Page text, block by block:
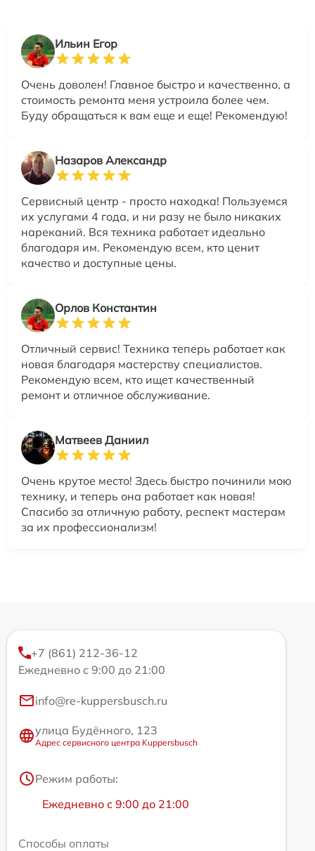
Ильин Егор
Очень доволен! Главное быстро и качественно, а
стоимость ремонта меня устроила более чем.
Буду обращаться к вам еще и еще! Рекомендую!
Назаров Александр
Сервисный центр - просто находка! Пользуемся
их услугами 4 года, и ни разу не было никаких
нареканий. Вся техника работает идеально
благодаря им. Рекомендую всем, кто ценит
качество и доступные цены.
Орлов Константин
Отличный сервис! Техника теперь работает как
новая благодаря мастерству специалистов.
Рекомендую всем, кто ищет качественный
ремонт и отличное обслуживание.
Матвеев Даниил
Очень крутое место! Здесь быстро починили мою
технику, и теперь она работает как новая!
Спасибо за отличную работу, респект мастерам
за их профессионализм!
+7 (861) 212-36-12
Ежедневно с 9:00 до 21:00
info@re-kuppersbusch.ru
улица Будённого, 123
Адрес сервисного центра Kuppersbusch
Режим работы:
Ежедневно с 9:00 до 21:00
Способы оплаты